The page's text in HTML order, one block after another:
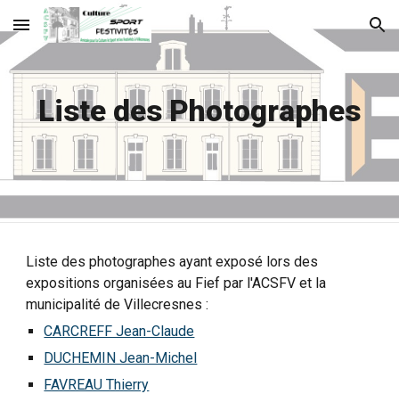
Skip to main content Skip to navigation
Liste des Photographes
Liste desphotographesayant exposé lors des
expositions organisées au Fief par l'ACSFV et la
municipalité de Villecresnes :
CARCREFF Jean-Claude
DUCHEMIN Jean-Michel
FAVREAU Thierry